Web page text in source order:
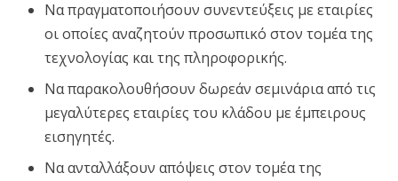
Να πραγματοποιήσουν συνεντεύξεις με εταιρίες
οι οποίες αναζητούν προσωπικό στον τομέα της
τεχνολογίας και της πληροφορικής.
Να παρακολουθήσουν δωρεάν σεμινάρια από τις
μεγαλύτερες εταιρίες του κλάδου με έμπειρους
εισηγητές.
Να ανταλλάξουν απόψεις στον τομέα της